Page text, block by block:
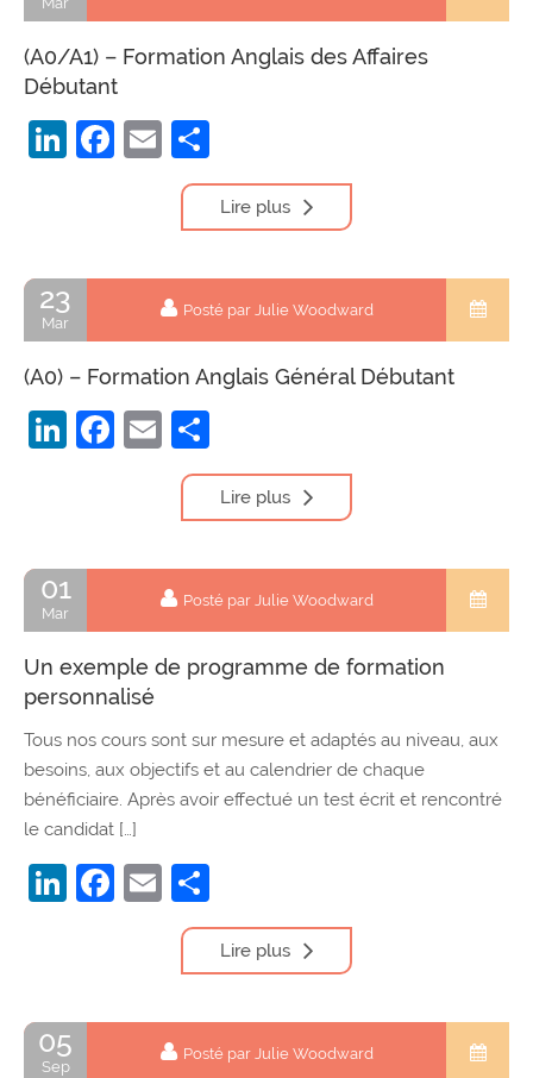
(A0/A1) – Formation Anglais des Affaires
Débutant
LinkedIn
Facebook
Email
Lire plus
23
Mar
Posté par Julie Woodward
(A0) – Formation Anglais Général Débutant
LinkedIn
Facebook
Email
Lire plus
01
Mar
Posté par Julie Woodward
Un exemple de programme de formation
personnalisé
Tous nos cours sont sur mesure et adaptés au niveau, aux
besoins, aux objectifs et au calendrier de chaque
bénéficiaire. Après avoir effectué un test écrit et rencontré
le candidat […]
LinkedIn
Facebook
Email
Lire plus
05
Sep
Posté par Julie Woodward